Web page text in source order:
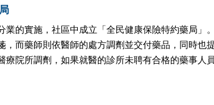
業的實施，社區中成立「全民健康保險特約藥局
，而藥師則依醫師的處方調劑並交付藥品，同時
療院所調劑，如果就醫的診所未聘有合格的藥事人